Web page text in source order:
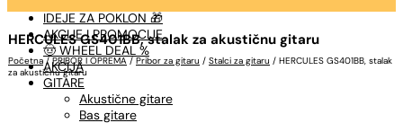
IDEJE ZA POKLON 🎁
AKCIJE I PROMOCIJE
🤠 WHEEL DEAL %
AKCIJA
GITARE
Akustične gitare
Bas gitare
HERCULES GS401BB, stalak za akustičnu gitaru
Početna / PRIBOR I OPREMA / Pribor za gitaru / Stalci za gitaru / HERCULES GS401BB, stalak
za akustičnu gitaru